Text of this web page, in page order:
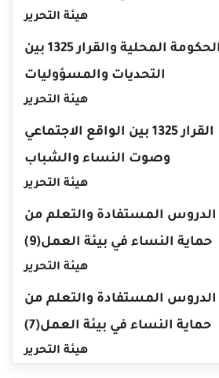
هيئة التحرير
الحكومة المحلية والقرار 1325 بين
التحديات والمسؤوليات
هيئة التحرير
القرار 1325 بين الواقع الاجتماعي
وصوت النساء والشباب
هيئة التحرير
الدروس المستفادة والتعلم من
حماية النساء في بيئة العمل(9)
هيئة التحرير
الدروس المستفادة والتعلم من
حماية النساء في بيئة العمل(7)
هيئة التحرير